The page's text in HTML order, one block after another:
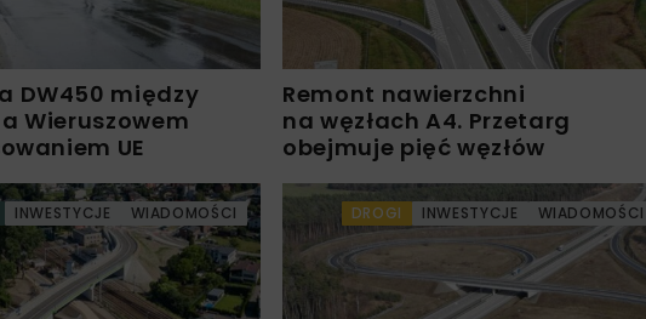
DW450 między
Wieruszowem
UE
Remont nawierzchni
na węzłach A4. Przetarg
obejmuje pięć węzłów
INWESTYCJE WIADOMOŚCI DROGI INWESTYCJE WIADOMOŚCI